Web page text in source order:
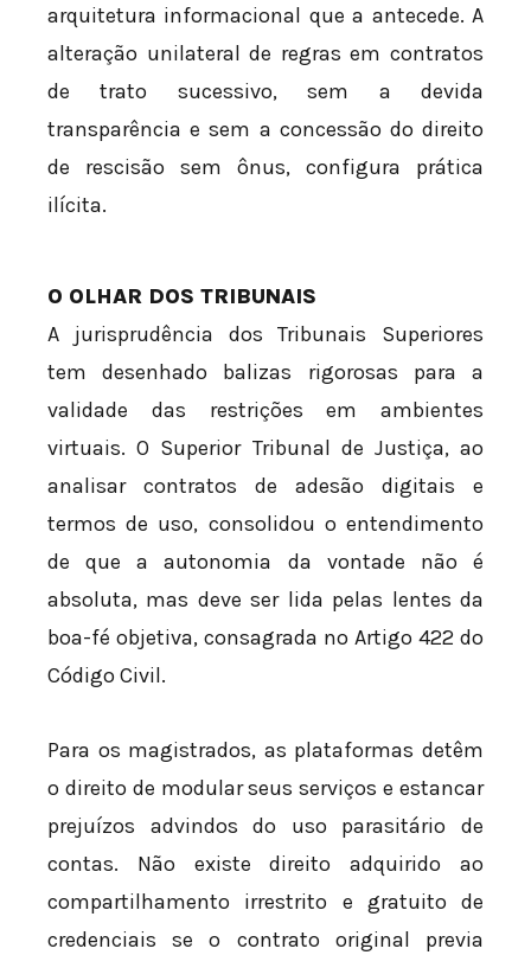
arquitetura informacional que a antecede. A
alteração unilateral de regras em contratos
de trato sucessivo, sem a devida
transparência e sem a concessão do direito
de rescisão sem ônus, configura prática
ilícita.
O OLHAR DOS TRIBUNAIS
A jurisprudência dos Tribunais Superiores
tem desenhado balizas rigorosas para a
validade das restrições em ambientes
virtuais. O Superior Tribunal de Justiça, ao
analisar contratos de adesão digitais e
termos de uso, consolidou o entendimento
de que a autonomia da vontade não é
absoluta, mas deve ser lida pelas lentes da
boa-fé objetiva, consagrada no Artigo 422 do
Código Civil.
Para os magistrados, as plataformas detêm
o direito de modular seus serviços e estancar
prejuízos advindos do uso parasitário de
contas. Não existe direito adquirido ao
compartilhamento irrestrito e gratuito de
credenciais se o contrato original previa